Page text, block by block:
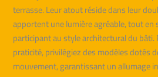
terrasse. Leur atout réside dans leur
apportent une lumière agréable, tout en
participant au style architectural du
praticité, privilégiez des modèles dotés
mouvement, garantissant un allumage